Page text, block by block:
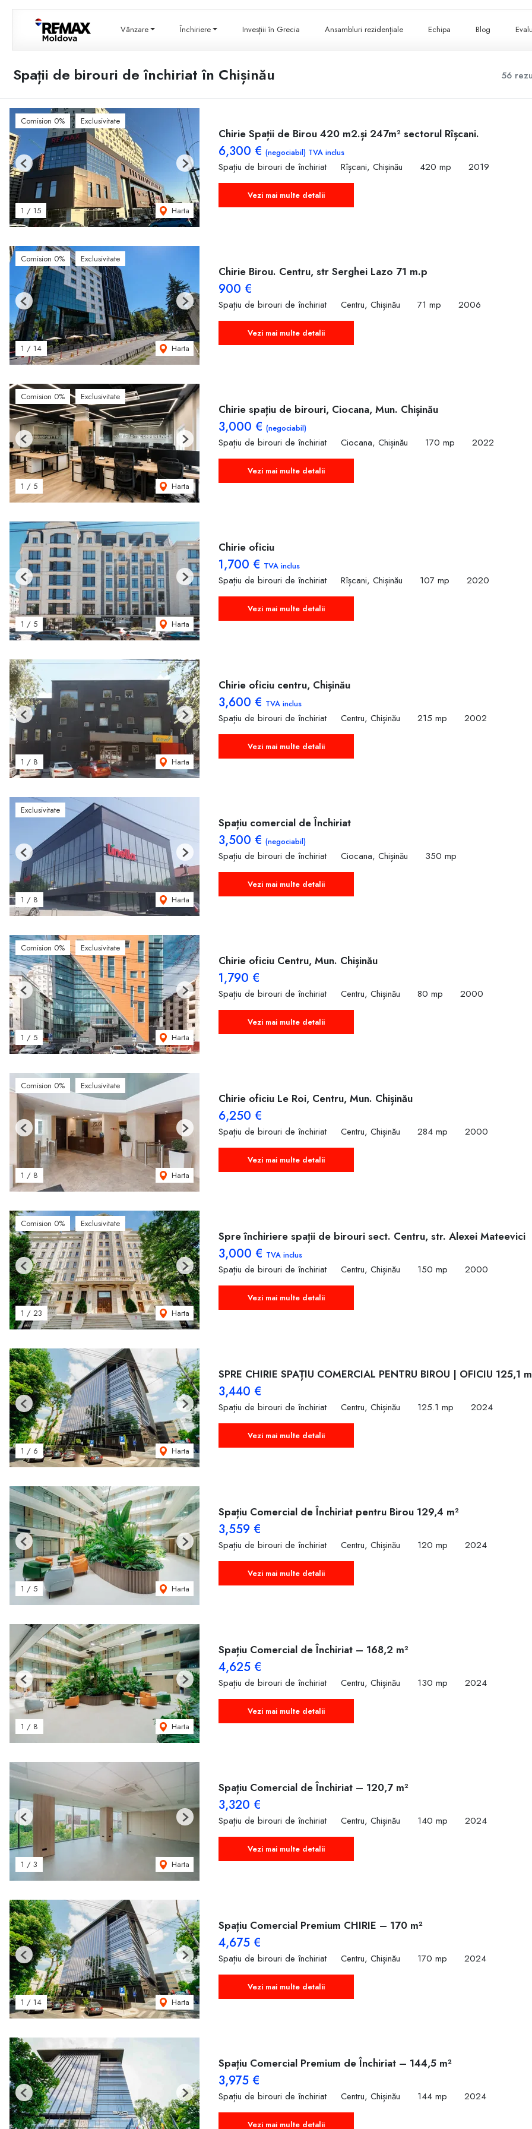
Vânzare Închiriere Invesțiii în Grecia Ansambluri rezidențiale Echipa Blog
56
Spații de birouri de închiriat în Chișinău
Comision 0% Exclusivitate
1 / 15 Harta
Previous Next
Chirie Spații de Birou 420 m2.și 247m² sectorul Rîșcani.
6,300 € (negociabil) TVA inclus
Spațiu de birouri de închiriat Rîșcani, Chișinău 420 mp 2019
Vezi mai multe detalii
Comision 0% Exclusivitate
1 / 14 Harta
Previous Next
Chirie Birou. Centru, str Serghei Lazo 71 m.p
900 €
Spațiu de birouri de închiriat Centru, Chișinău 71 mp 2006
Vezi mai multe detalii
Comision 0% Exclusivitate
1 / 5 Harta
Previous Next
Chirie spațiu de birouri, Ciocana, Mun. Chișinău
3,000 € (negociabil)
Spațiu de birouri de închiriat Ciocana, Chișinău 170 mp 2022
Vezi mai multe detalii
1 / 5 Harta
Previous Next
Chirie oficiu
1,700 € TVA inclus
Spațiu de birouri de închiriat Rîșcani, Chișinău 107 mp 2020
Vezi mai multe detalii
1 / 8 Harta
Previous Next
Chirie oficiu centru, Chișinău
3,600 € TVA inclus
Spațiu de birouri de închiriat Centru, Chișinău 215 mp 2002
Vezi mai multe detalii
Exclusivitate
1 / 8 Harta
Previous Next
Spațiu comercial de Închiriat
3,500 € (negociabil)
Spațiu de birouri de închiriat Ciocana, Chișinău 350 mp
Vezi mai multe detalii
Comision 0% Exclusivitate
1 / 5 Harta
Previous Next
Chirie oficiu Centru, Mun. Chișinău
1,790 €
Spațiu de birouri de închiriat Centru, Chișinău 80 mp 2000
Vezi mai multe detalii
Comision 0% Exclusivitate
1 / 8 Harta
Previous Next
Chirie oficiu Le Roi, Centru, Mun. Chișinău
6,250 €
Spațiu de birouri de închiriat Centru, Chișinău 284 mp 2000
Vezi mai multe detalii
Comision 0% Exclusivitate
1 / 23 Harta
Previous Next
Spre închiriere spații de birouri sect. Centru, str. Alexei Mateevici
3,000 € TVA inclus
Spațiu de birouri de închiriat Centru, Chișinău 150 mp 2000
Vezi mai multe detalii
1 / 6 Harta
Previous Next
SPRE CHIRIE SPAȚIU COMERCIAL PENTRU BIROU | OFICIU 125,1
3,440 €
Spațiu de birouri de închiriat Centru, Chișinău 125.1 mp 2024
Vezi mai multe detalii
1 / 5 Harta
Previous Next
Spațiu Comercial de Închiriat pentru Birou 129,4 m²
3,559 €
Spațiu de birouri de închiriat Centru, Chișinău 120 mp 2024
Vezi mai multe detalii
1 / 8 Harta
Previous Next
Spațiu Comercial de Închiriat – 168,2 m²
4,625 €
Spațiu de birouri de închiriat Centru, Chișinău 130 mp 2024
Vezi mai multe detalii
1 / 3 Harta
Previous Next
Spațiu Comercial de Închiriat – 120,7 m²
3,320 €
Spațiu de birouri de închiriat Centru, Chișinău 140 mp 2024
Vezi mai multe detalii
1 / 14 Harta
Previous Next
Spațiu Comercial Premium CHIRIE – 170 m²
4,675 €
Spațiu de birouri de închiriat Centru, Chișinău 170 mp 2024
Vezi mai multe detalii
Previous Next
Spațiu Comercial Premium de Închiriat – 144,5 m²
3,975 €
Spațiu de birouri de închiriat Centru, Chișinău 144 mp 2024
Vezi mai multe detalii